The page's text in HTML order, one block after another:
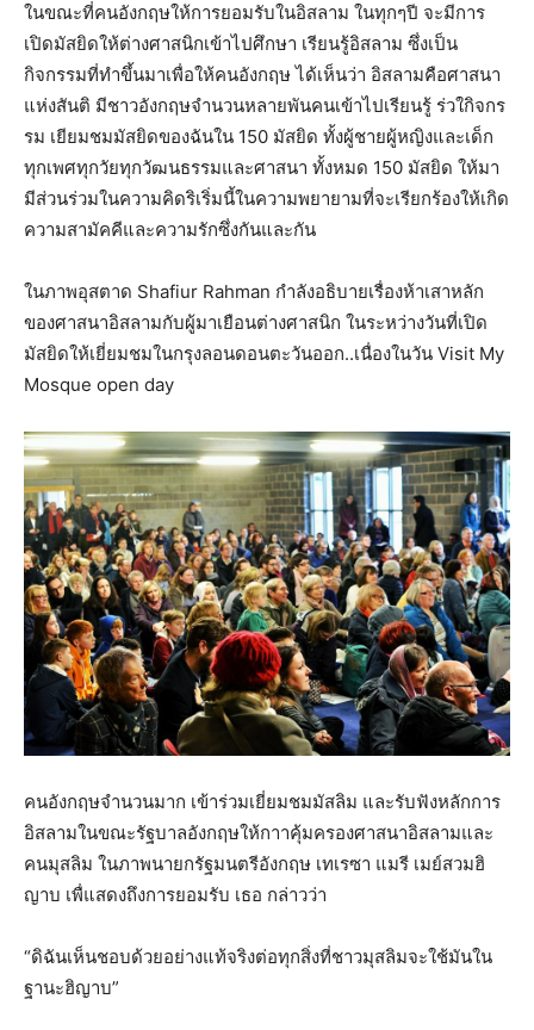
ในขณะที่คนอังกฤษให้การยอมรับในอิสลาม ในทุกๆปี จะมีการ
เปิดมัสยิดให้ต่างศาสนิกเข้าไปศึกษา เรียนรู้อิสลาม ซึ่งเป็น
กิจกรรมที่ทำขึ้นมาเพื่อให้คนอังกฤษ ได้เห็นว่า อิสลามคือศาสนา
แห่งสันติ มีชาวอังกฤษจำนวนหลายพันคนเข้าไปเรียนรู้ ร่วใกิจกร
รม เยียมชมมัสยิดของฉันใน 150 มัสยิด ทั้งผู้ชายผู้หญิงและเด็ก
ทุกเพศทุกวัยทุกวัฒนธรรมและศาสนา ทั้งหมด 150 มัสยิด ให้มา
มีส่วนร่วมในความคิดริเริ่มนี้ในความพยายามที่จะเรียกร้องให้เกิด
ความสามัคคีและความรักซึ่งกันและกัน
ในภาพอุสตาด Shafiur Rahman กำลังอธิบายเรื่องห้าเสาหลัก
ของศาสนาอิสลามกับผู้มาเยือนต่างศาสนิก ในระหว่างวันที่เปิด
มัสยิดให้เยี่ยมชมในกรุงลอนดอนตะวันออก..เนื่องในวัน Visit My
Mosque open day
คนอังกฤษจำนวนมาก เข้าร่วมเยี่ยมชมมัสลิม และรับฟังหลักการ
อิสลามในขณะรัฐบาลอังกฤษให้กาาคุ้มครองศาสนาอิสลามและ
คนมุสลิม ในภาพนายกรัฐมนตรีอังกฤษ เทเรซา แมรี เมย์สวมฮิ
ญาบ เพื่แสดงถึงการยอมรับ เธอ กล่าวว่า
“ดิฉันเห็นชอบด้วยอย่างแท้จริงต่อทุกสิ่งที่ชาวมุสลิมจะใช้มันใน
ฐานะฮิญาบ”